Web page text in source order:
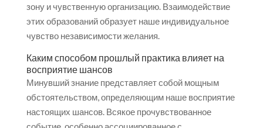
зону и чувственную организацию. Взаимодействие
этих образований образует наше индивидуальное
чувство независимости желания.
Каким способом прошлый практика влияет на
восприятие шансов
Минувший знание представляет собой мощным
обстоятельством, определяющим наше восприятие
настоящих шансов. Всякое прочувствованное